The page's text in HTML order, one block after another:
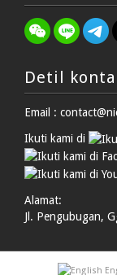
Detil
Email :
Ikuti kami di
Alamat:
Jl. Pengubugan,